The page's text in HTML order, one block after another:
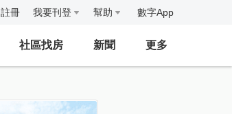
註冊 我要刊登 幫助 數字App
社區找房 新聞 更多